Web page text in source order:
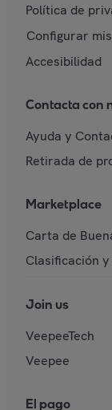
Política de
Configurar
Accesibilidad
Contacta con
Ayuda y
Retirada de
Marketplace
Carta de
Clasificación
Join us
VeepeeTech
Veepee
El pago